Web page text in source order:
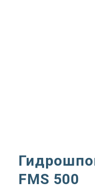
FMS 500